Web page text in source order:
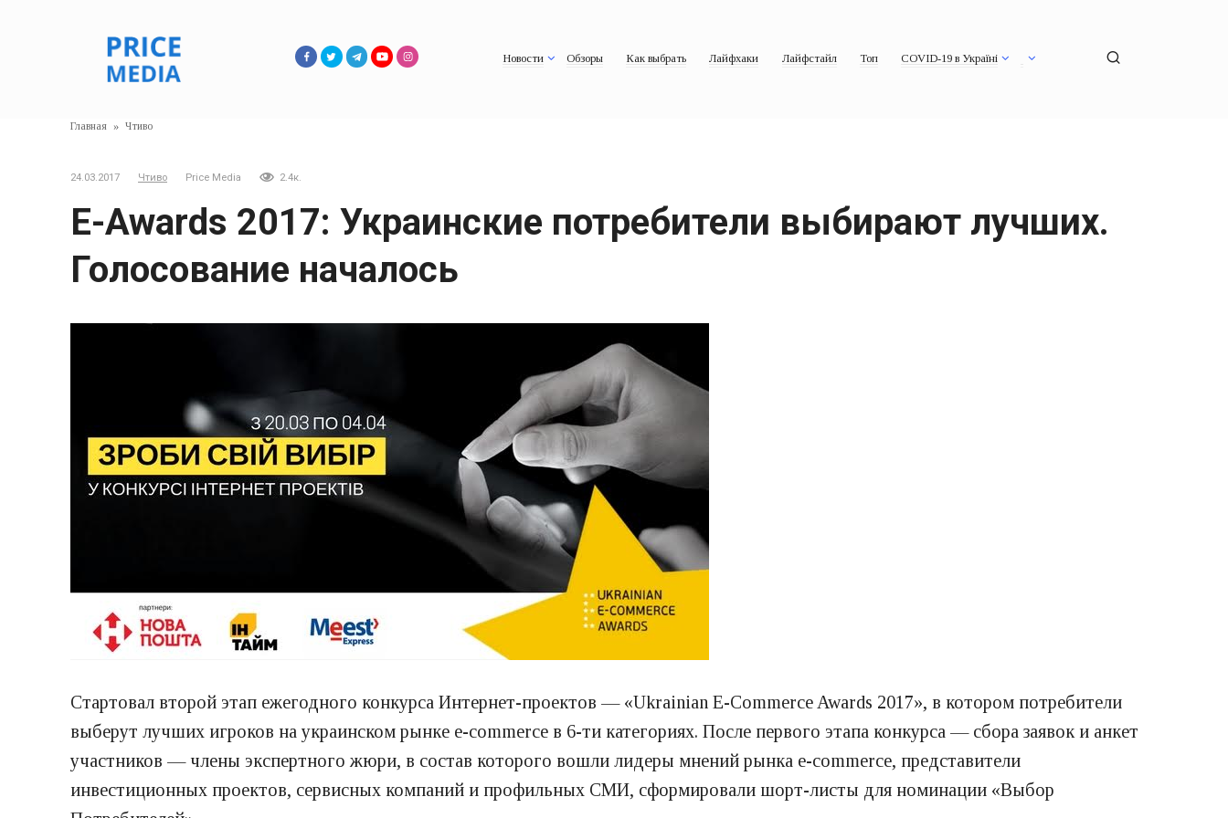
Новости Обзоры Как выбрать Лайфхаки Лайфстайл Топ COVID-19 в Україні
Главная » Чтиво
24.03.2017 Чтиво Price Media 2.4к.
E-Awards 2017: Украинские потребители выбирают лучших.
Голосование началось
Стартовал второй этап ежегодного конкурса Интернет-проектов — «Ukrainian E-Commerce Awards 2017», в котором потребители
выберут лучших игроков на украинском рынке e-commerce в 6-ти категориях. После первого этапа конкурса — сбора заявок и анкет
участников — члены экспертного жюри, в состав которого вошли лидеры мнений рынка e-commerce, представители
инвестиционных проектов, сервисных компаний и профильных СМИ, сформировали шорт-листы для номинации «Выбор